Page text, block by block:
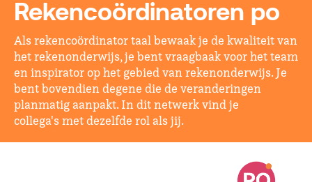
Rekencoördinatoren po
Als rekencoördinator taal bewaak je de kwaliteit van
het rekenonderwijs, je bent vraagbaak voor het team
en inspirator op het gebied van rekenonderwijs. Je
bent bovendien degene die de veranderingen
planmatig aanpakt. In dit netwerk vind je
collega's met dezelfde rol als jij.